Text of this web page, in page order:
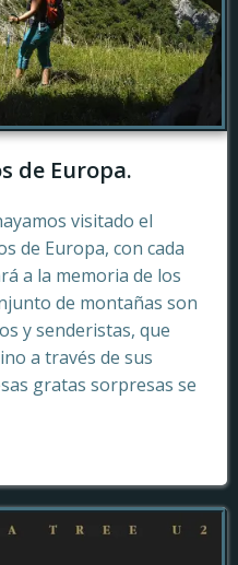
de Europa.
visitado el
de Europa, con cada
a la memoria de los
de montañas son
y senderistas, que
a través de sus
gratas sorpresas se